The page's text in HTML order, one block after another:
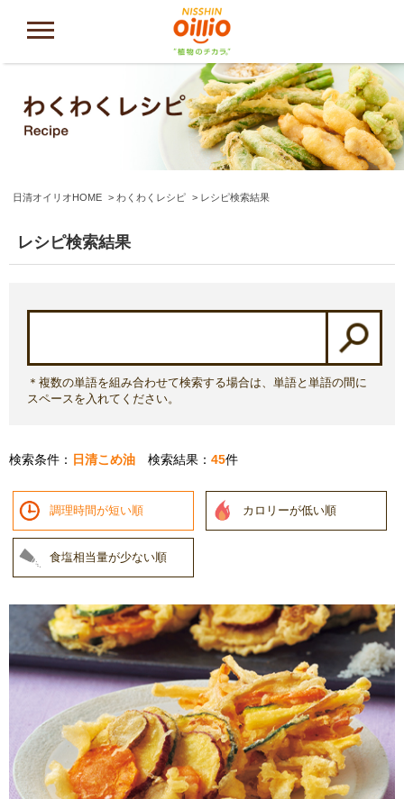
日清オイリオHOME わくわくレシピ レシピ検索結果
レシピ検索結果
＊複数の単語を組み合わせて検索する場合は、単語と単語の間に
スペースを入れてください。
検索条件： 日清こめ油 検索結果： 45件
調理時間が短い順 カロリーが低い順
食塩相当量が少ない順